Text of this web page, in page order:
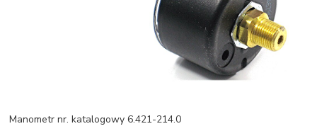
Manometr nr. katalogowy 6.421-214.0